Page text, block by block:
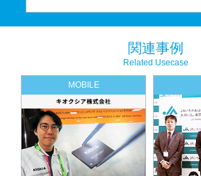
関連事例
Related Usecase
MOBILE